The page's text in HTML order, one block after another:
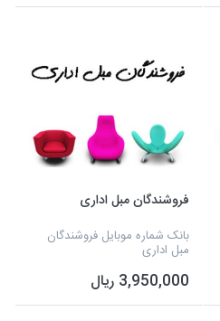
فروشندگان مبل اداری
بانک شماره موبایل فروشندگان
مبل اداری
3,950,000 ریال